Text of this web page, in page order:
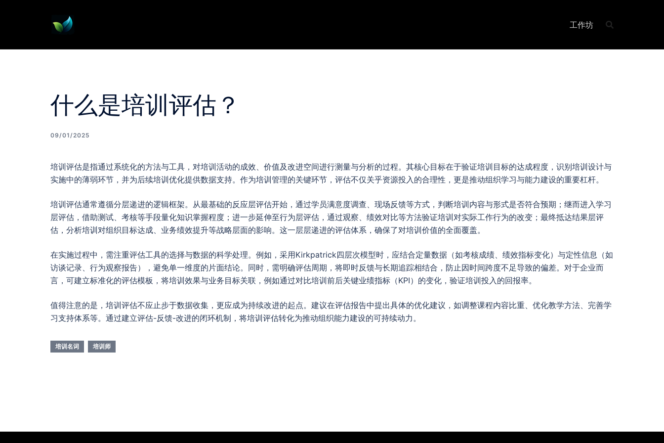
工作坊
什么是培训评估？
09/01/2025
培训评估是指通过系统化的方法与工具，对培训活动的成效、价值及改进空间进行测量与分析的过程。其核心目标在于验证培训目标的达成程度，识别培训设计与
实施中的薄弱环节，并为后续培训优化提供数据支持。作为培训管理的关键环节，评估不仅关乎资源投入的合理性，更是推动组织学习与能力建设的重要杠杆。
培训评估通常遵循分层递进的逻辑框架。从最基础的反应层评估开始，通过学员满意度调查、现场反馈等方式，判断培训内容与形式是否符合预期；继而进入学习
层评估，借助测试、考核等手段量化知识掌握程度；进一步延伸至行为层评估，通过观察、绩效对比等方法验证培训对实际工作行为的改变；最终抵达结果层评
估，分析培训对组织目标达成、业务绩效提升等战略层面的影响。这一层层递进的评估体系，确保了对培训价值的全面覆盖。
在实施过程中，需注重评估工具的选择与数据的科学处理。例如，采用Kirkpatrick四层次模型时，应结合定量数据（如考核成绩、绩效指标变化）与定性信息（如
访谈记录、行为观察报告），避免单一维度的片面结论。同时，需明确评估周期，将即时反馈与长期追踪相结合，防止因时间跨度不足导致的偏差。对于企业而
言，可建立标准化的评估模板，将培训效果与业务目标关联，例如通过对比培训前后关键业绩指标（KPI）的变化，验证培训投入的回报率。
值得注意的是，培训评估不应止步于数据收集，更应成为持续改进的起点。建议在评估报告中提出具体的优化建议，如调整课程内容比重、优化教学方法、完善学
习支持体系等。通过建立评估-反馈-改进的闭环机制，将培训评估转化为推动组织能力建设的可持续动力。
培训名词 培训师